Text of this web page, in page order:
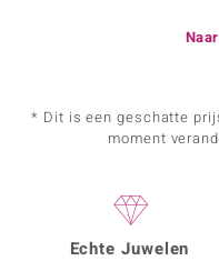
* Dit is een geschatte
moment
Echte Juwelen